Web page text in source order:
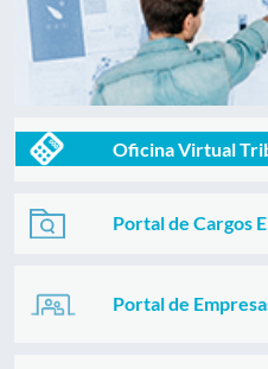
Oficina Virtual
Portal de Cargos
Portal de